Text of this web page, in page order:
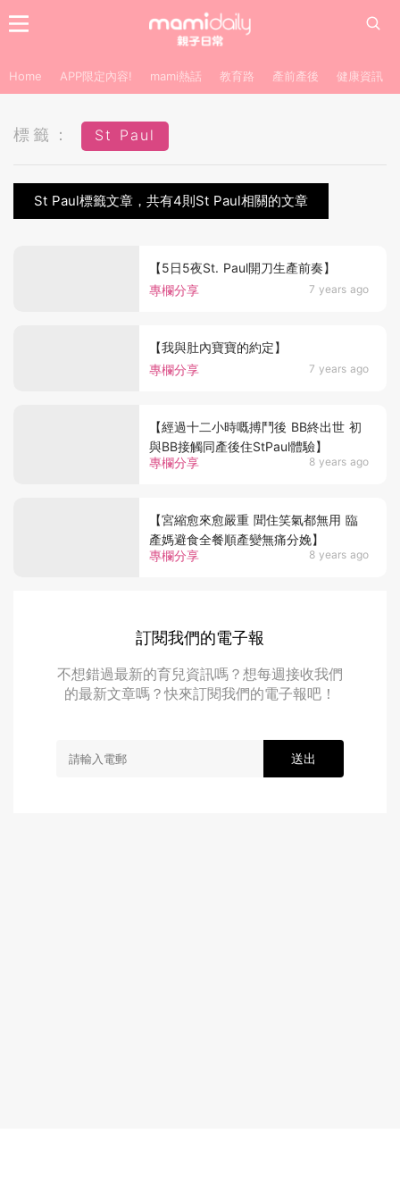
Home APP限定內容! mami熱話 教育路 產前產後 健康資訊
標籤： St Paul
St Paul標籤文章，共有4則St Paul相關的文章
專欄分享 7 years ago
【5日5夜St. Paul開刀生產前奏】
專欄分享 7 years ago
【我與肚內寶寶的約定】
專欄分享 8 years ago
【經過十二小時嘅搏鬥後 BB終出世 初
與BB接觸同產後住StPaul體驗】
專欄分享 8 years ago
【宮縮愈來愈嚴重 聞住笑氣都無用 臨
產媽避食全餐順產變無痛分娩】
訂閱我們的電子報
不想錯過最新的育兒資訊嗎？想每週接收我們
的最新文章嗎？快來訂閱我們的電子報吧！
送出